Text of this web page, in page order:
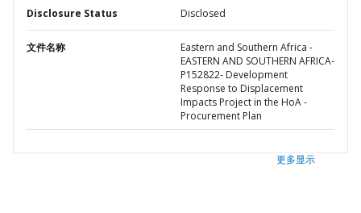
Disclosure Status Disclosed
文件名称
Eastern and Southern Africa -
EASTERN AND SOUTHERN AFRICA-
P152822- Development
Response to Displacement
Impacts Project in the HoA -
Procurement Plan
更多显示